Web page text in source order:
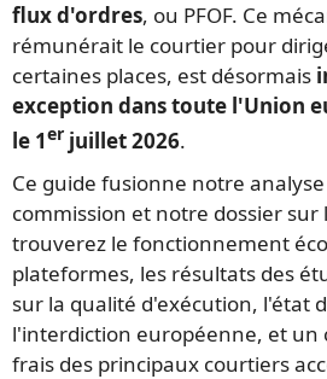
flux d'ordres, ou PFOF. Ce
rémunérait le courtier pour
certaines places, est désormais
exception dans toute l'Union
le 1er juillet 2026.
Ce guide fusionne notre
commission et notre dossier sur
trouverez le fonctionnement
plateformes, les résultats des
sur la qualité d'exécution, l'état
l'interdiction européenne, et un
frais des principaux courtiers